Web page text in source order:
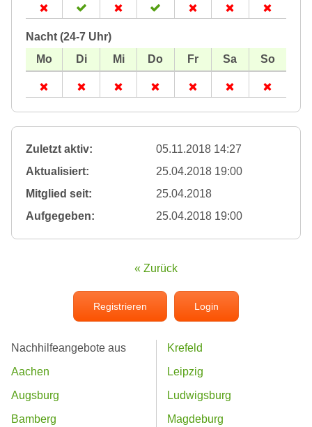
Nacht (24-7 Uhr)
Zuletzt aktiv:
05.11.2018 14:27
Aktualisiert:
25.04.2018 19:00
Mitglied seit:
25.04.2018
Aufgegeben:
25.04.2018 19:00
« Zurück
Registrieren Login
Nachhilfeangebote aus
Aachen
Augsburg
Bamberg
Krefeld
Leipzig
Ludwigsburg
Magdeburg